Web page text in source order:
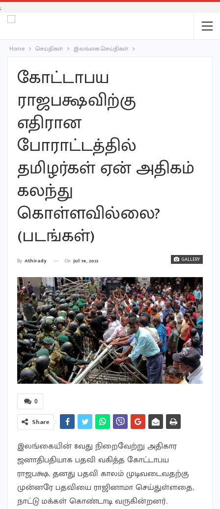
;
Home செய்திகள் இலங்கை செய்திகள்
கோட்டாபய
ராஜபக்ஷவிற்கு
எதிரான
போராட்டத்தில்
தமிழர்கள் ஏன் அதிகம்
கலந்து
கொள்ளவில்லை?
(படங்கள்)
GALLERY
By Athirady On Jul 16, 2022
0
Share
இலங்கையின் 8வது நிறைவேற்று அதிகார
ஜனாதிபதியாக பதவி வகித்த கோட்டாபய
ராஜபக்ஷ, தனது பதவி காலம் முடிவடைவதற்கு
முன்னரே பதவியை ராஜினாமா செய்துள்ளதை,
நாட்டு மக்கள் கொண்டாடி வருகின்றனர்.